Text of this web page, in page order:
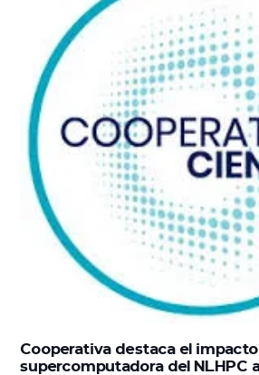
Cooperativa destaca el
supercomputadora del NLHPC